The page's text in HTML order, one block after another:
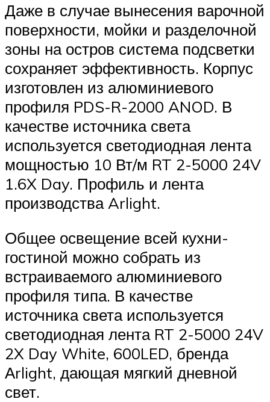
Даже в случае вынесения варочной
поверхности, мойки и разделочной
зоны на остров система подсветки
сохраняет эффективность. Корпус
изготовлен из алюминиевого
профиля PDS-R-2000 ANOD. В
качестве источника света
используется светодиодная лента
мощностью 10 Вт/м RT 2-5000 24V
1.6X Day. Профиль и лента
производства Arlight.
Общее освещение всей кухни-
гостиной можно собрать из
встраиваемого алюминиевого
профиля типа. В качестве
источника света используется
светодиодная лента RT 2-5000 24V
2X Day White, 600LED, бренда
Аrlight, дающая мягкий дневной
свет.